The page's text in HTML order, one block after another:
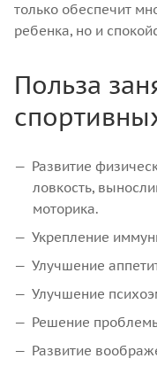
только обеспечит
ребенка, но и
Польза
Развитие
ловкость,
моторика.
Укрепление
Улучшение
Улучшение
Решение
Развитие